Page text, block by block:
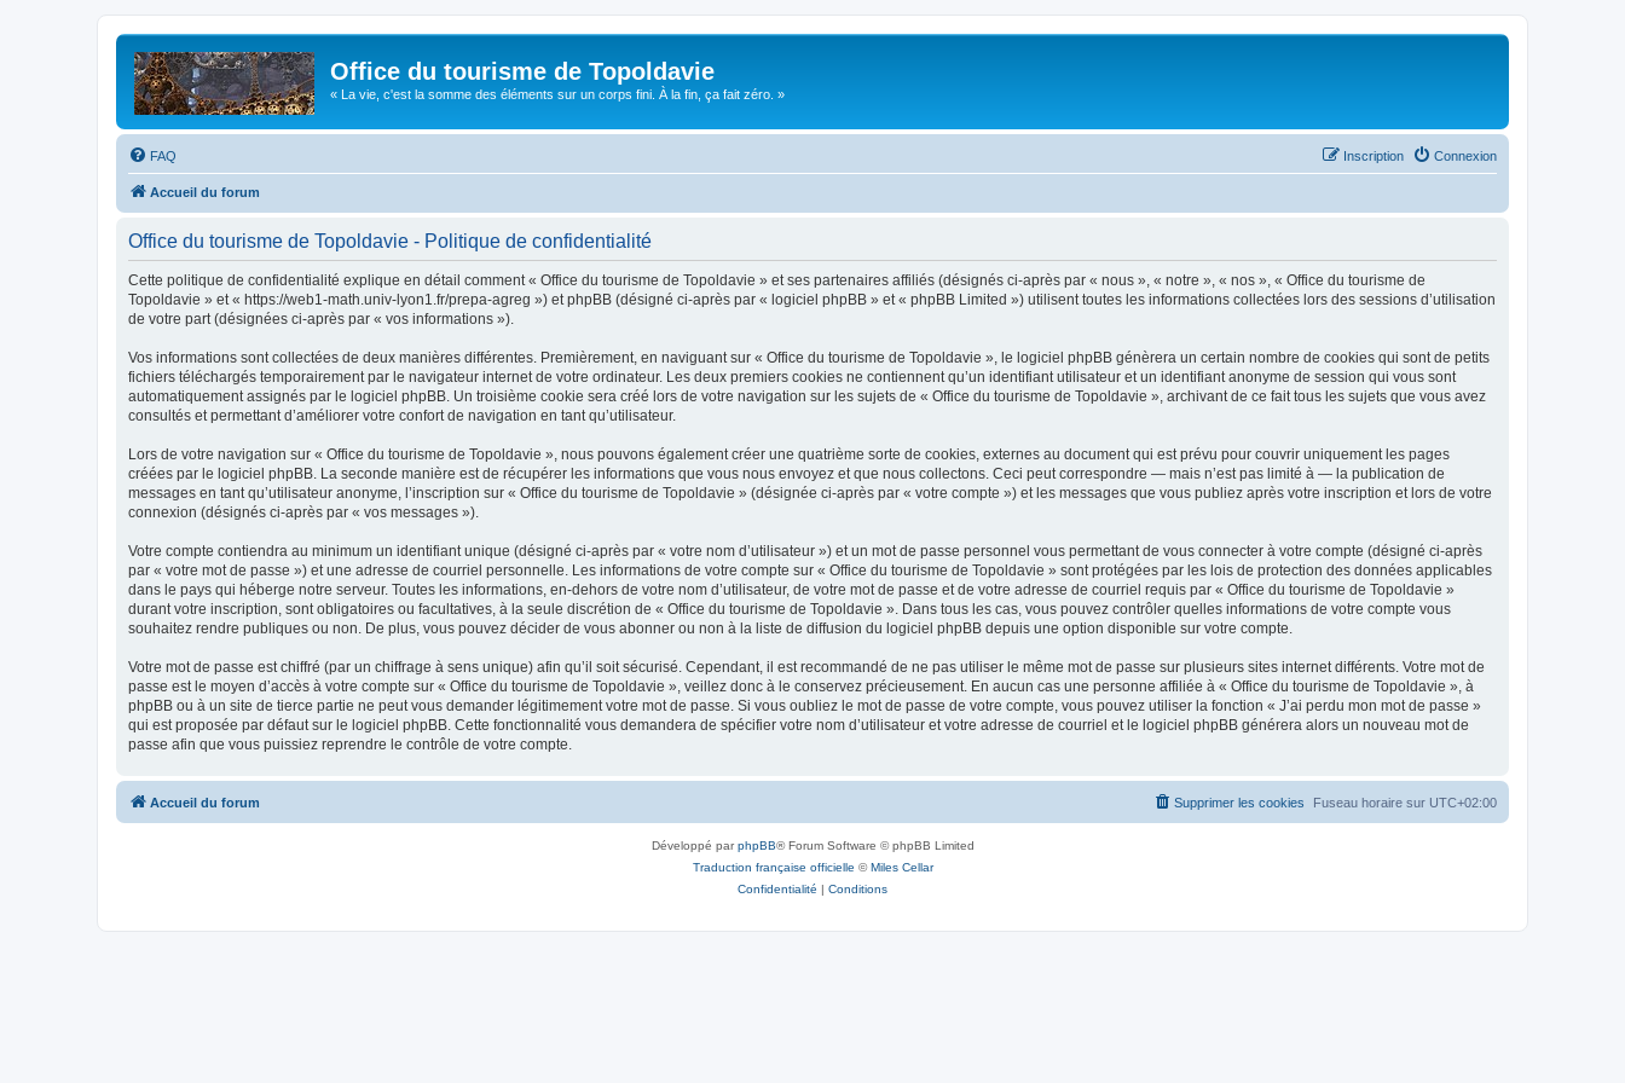
Office du tourisme de Topoldavie
« La vie, c'est la somme des éléments sur un corps fini. À la fin, ça fait zéro. »
FAQ Connexion
Inscription
Accueil du forum
Office du tourisme de Topoldavie - Politique de confidentialité
Cette politique de confidentialité explique en détail comment « Office du tourisme de Topoldavie » et ses partenaires affiliés (désignés ci-après par « nous », « notre », « nos », « Office du tourisme de
Topoldavie » et « https://web1-math.univ-lyon1.fr/prepa-agreg ») et phpBB (désigné ci-après par « logiciel phpBB » et « phpBB Limited ») utilisent toutes les informations collectées lors des sessions d’utilisation
de votre part (désignées ci-après par « vos informations »).
Vos informations sont collectées de deux manières différentes. Premièrement, en naviguant sur « Office du tourisme de Topoldavie », le logiciel phpBB génèrera un certain nombre de cookies qui sont de petits
fichiers téléchargés temporairement par le navigateur internet de votre ordinateur. Les deux premiers cookies ne contiennent qu’un identifiant utilisateur et un identifiant anonyme de session qui vous sont
automatiquement assignés par le logiciel phpBB. Un troisième cookie sera créé lors de votre navigation sur les sujets de « Office du tourisme de Topoldavie », archivant de ce fait tous les sujets que vous avez
consultés et permettant d’améliorer votre confort de navigation en tant qu’utilisateur.
Lors de votre navigation sur « Office du tourisme de Topoldavie », nous pouvons également créer une quatrième sorte de cookies, externes au document qui est prévu pour couvrir uniquement les pages
créées par le logiciel phpBB. La seconde manière est de récupérer les informations que vous nous envoyez et que nous collectons. Ceci peut correspondre — mais n’est pas limité à — la publication de
messages en tant qu’utilisateur anonyme, l’inscription sur « Office du tourisme de Topoldavie » (désignée ci-après par « votre compte ») et les messages que vous publiez après votre inscription et lors de votre
connexion (désignés ci-après par « vos messages »).
Votre compte contiendra au minimum un identifiant unique (désigné ci-après par « votre nom d’utilisateur ») et un mot de passe personnel vous permettant de vous connecter à votre compte (désigné ci-après
par « votre mot de passe ») et une adresse de courriel personnelle. Les informations de votre compte sur « Office du tourisme de Topoldavie » sont protégées par les lois de protection des données applicables
dans le pays qui héberge notre serveur. Toutes les informations, en-dehors de votre nom d’utilisateur, de votre mot de passe et de votre adresse de courriel requis par « Office du tourisme de Topoldavie »
durant votre inscription, sont obligatoires ou facultatives, à la seule discrétion de « Office du tourisme de Topoldavie ». Dans tous les cas, vous pouvez contrôler quelles informations de votre compte vous
souhaitez rendre publiques ou non. De plus, vous pouvez décider de vous abonner ou non à la liste de diffusion du logiciel phpBB depuis une option disponible sur votre compte.
Votre mot de passe est chiffré (par un chiffrage à sens unique) afin qu’il soit sécurisé. Cependant, il est recommandé de ne pas utiliser le même mot de passe sur plusieurs sites internet différents. Votre mot de
passe est le moyen d’accès à votre compte sur « Office du tourisme de Topoldavie », veillez donc à le conservez précieusement. En aucun cas une personne affiliée à « Office du tourisme de Topoldavie », à
phpBB ou à un site de tierce partie ne peut vous demander légitimement votre mot de passe. Si vous oubliez le mot de passe de votre compte, vous pouvez utiliser la fonction « J’ai perdu mon mot de passe »
qui est proposée par défaut sur le logiciel phpBB. Cette fonctionnalité vous demandera de spécifier votre nom d’utilisateur et votre adresse de courriel et le logiciel phpBB générera alors un nouveau mot de
passe afin que vous puissiez reprendre le contrôle de votre compte.
Accueil du forum Fuseau horaire sur UTC+02:00
Supprimer les cookies
Développé parphpBB® Forum Software © phpBB Limited
Traduction française officielle ©Miles Cellar
Confidentialité | Conditions